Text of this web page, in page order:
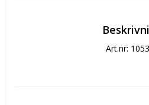
Art.nr: